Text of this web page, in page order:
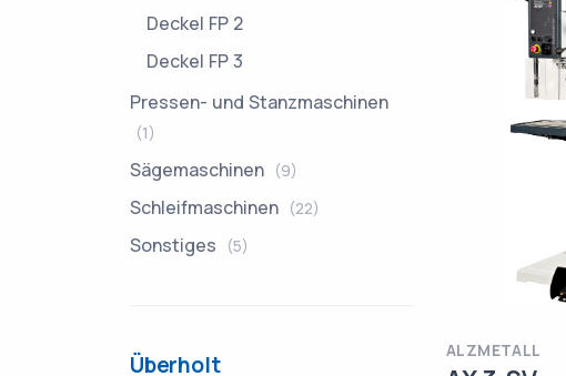
ALZMETALL
Deckel FP 2
Deckel FP 3
Pressen- und Stanzmaschinen
(1)
Sägemaschinen (9)
Schleifmaschinen (22)
Sonstiges (5)
Überholt